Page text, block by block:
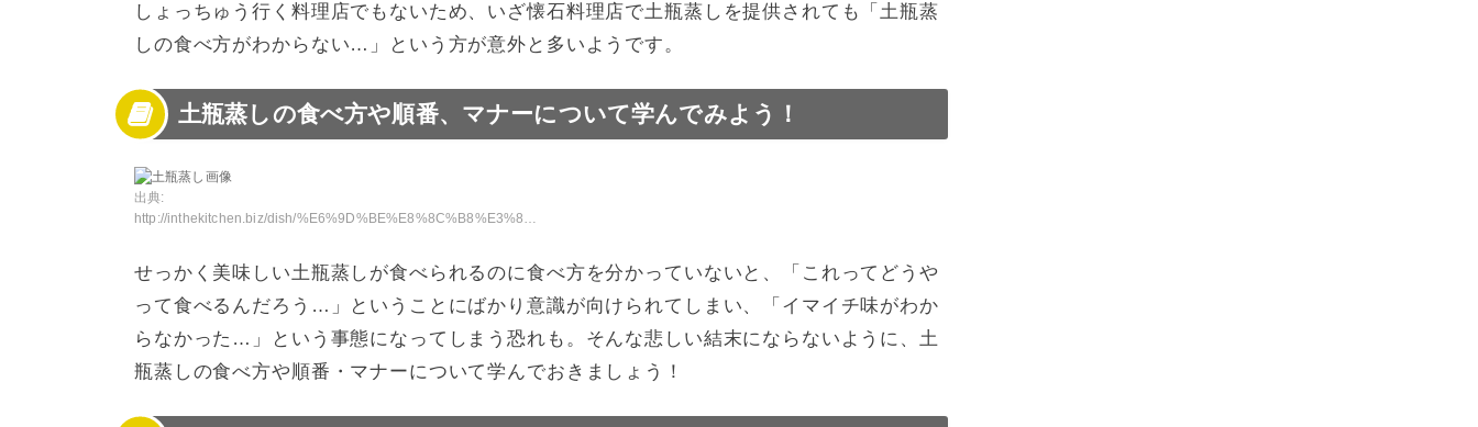
しょっちゅう行く料理店でもないため、いざ懐石料理店で土瓶蒸しを提供されても「土瓶蒸
しの食べ方がわからない…」という方が意外と多いようです。
土瓶蒸しの食べ方や順番、マナーについて学んでみよう！
出典:
http://inthekitchen.biz/dish/%E6%9D%BE%E8%8C%B8%E3%81%AE%E5%9C%9F%E7%93%B6%E8%92%B8%E3%81%97/
せっかく美味しい土瓶蒸しが食べられるのに食べ方を分かっていないと、「これってどうや
って食べるんだろう…」ということにばかり意識が向けられてしまい、「イマイチ味がわか
らなかった…」という事態になってしまう恐れも。そんな悲しい結末にならないように、土
瓶蒸しの食べ方や順番・マナーについて学んでおきましょう！